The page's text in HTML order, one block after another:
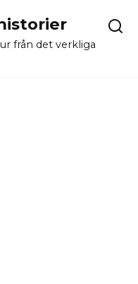
från det verkliga